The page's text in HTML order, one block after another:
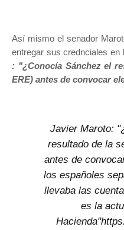
Así mismo el senador
entregar sus crednciales en
: "¿Conocía Sánchez el
ERE) antes de convocar
Javier Maroto:
resultado de la
antes de
los españoles
llevaba las
es la
Hacienda"